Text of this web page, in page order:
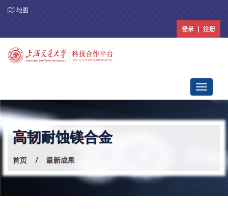
地图
登录 ｜ 注册
Toggle
高韧耐蚀镁合金
首页 最新成果